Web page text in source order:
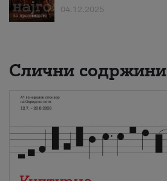
04.12.2025
Слични содржини